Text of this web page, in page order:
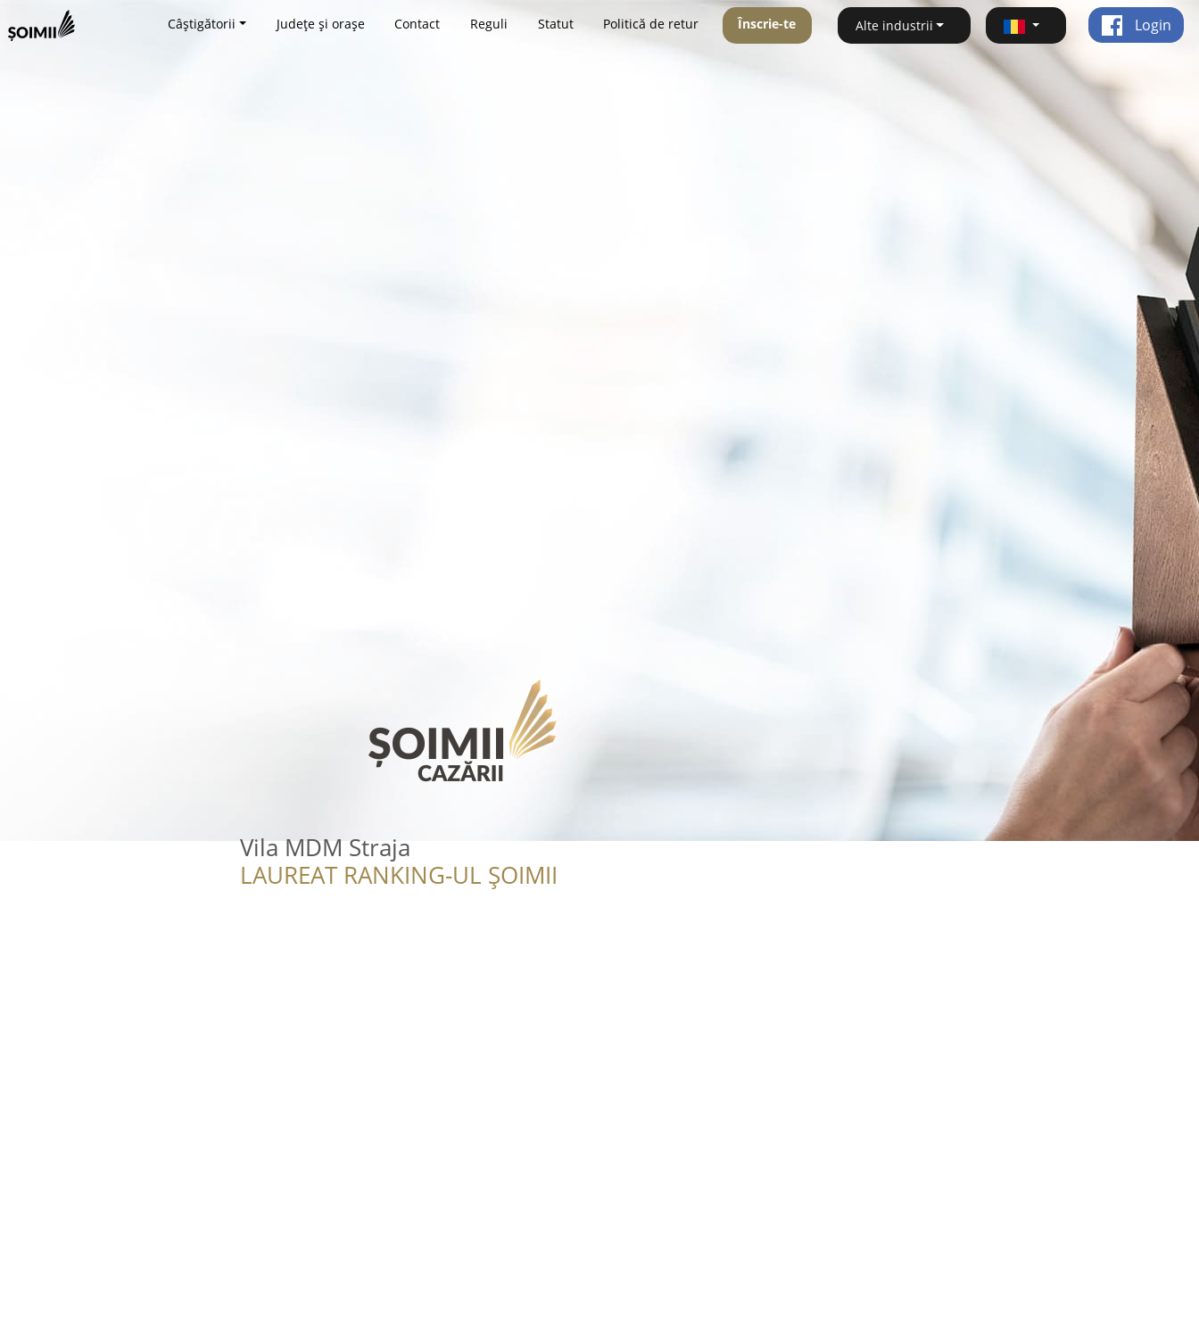
Câștigătorii Județe și orașe Contact Reguli Statut Politică de retur Înscrie-te Alte industrii Login
Vila MDM Straja
LAUREAT RANKING-UL ȘOIMII